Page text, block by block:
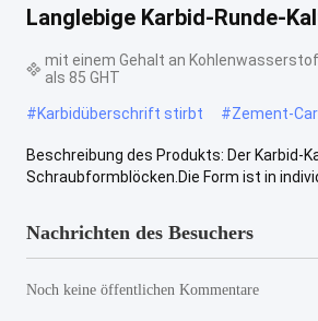
Langlebige Karbid-Runde-
mit einem Gehalt an
als 85 GHT
#Karbidüberschrift stirbt #Zement-
Beschreibung des Produkts: Der
Schraubformblöcken.Die Form ist in
Nachrichten des Besuchers
Noch keine öffentlichen Kommentare